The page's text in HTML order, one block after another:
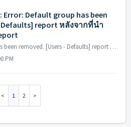
: Error: Default group has been
Defaults] report หลังจากที่นำ
Error: Default group has been removed. [Users - Defaults] report หลังจากที่นำรายงาน Crystal Report ระบบ Error: No matching records found 'Queries'...
PM
1 2